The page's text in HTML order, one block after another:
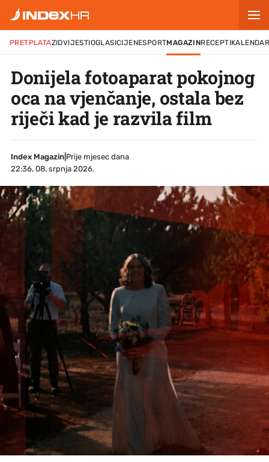
PRETPLATAZIDVIJESTIOGLASICIJENESPORTMAGAZINRECEPTI
Donijela fotoaparat pokojnog
oca na vjenčanje, ostala bez
riječi kad je razvila film
Index Magazin
Prije mjesec dana
22:36, 08. srpnja 2026.